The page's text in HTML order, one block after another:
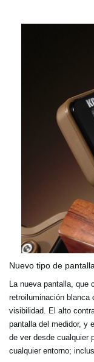
Nuevo tipo de
La nueva pantalla,
retroiluminación blanca
visibilidad. El alto
pantalla del medidor, y
de ver desde cualquier
cualquier entorno;